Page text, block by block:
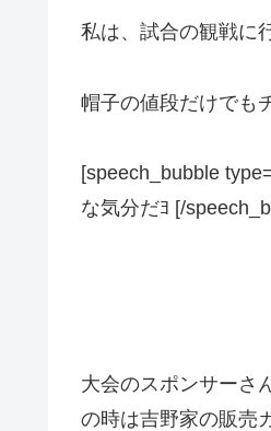
私は、試合の観戦に
帽子の値段だけでも
[speech_bubble
な気分だﾖ [/
大会のスポンサーさ
の時は吉野家の販売